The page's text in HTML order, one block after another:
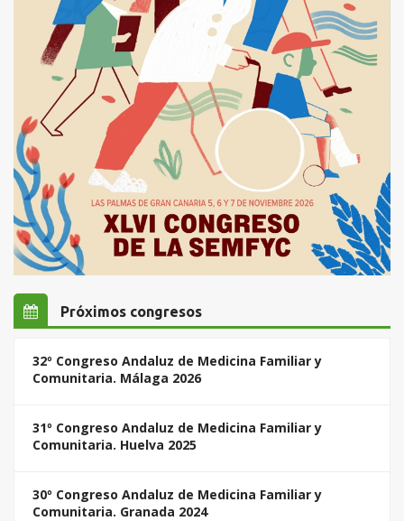
Próximos congresos
32º Congreso Andaluz de Medicina Familiar y
Comunitaria. Málaga 2026
31º Congreso Andaluz de Medicina Familiar y
Comunitaria. Huelva 2025
30º Congreso Andaluz de Medicina Familiar y
Comunitaria. Granada 2024